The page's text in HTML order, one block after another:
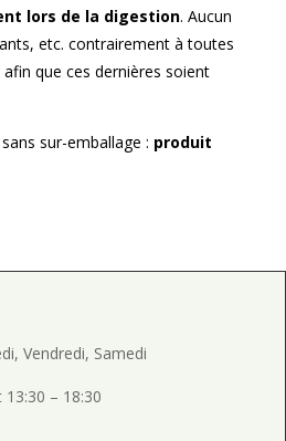
lors de la digestion. Aucun
etc. contrairement à toutes
que ces dernières soient
sur-emballage : produit
Vendredi, Samedi
13:30 – 18:30